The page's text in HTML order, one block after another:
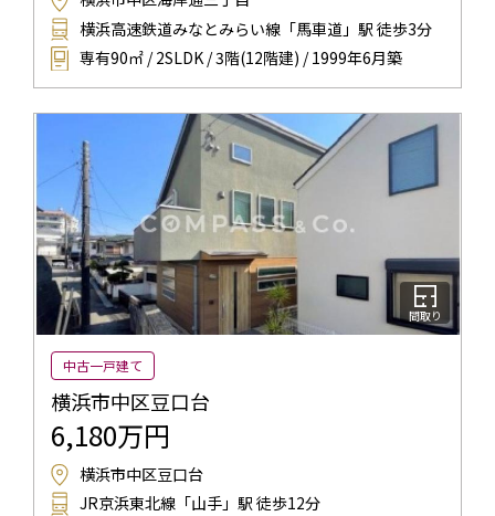
横浜高速鉄道みなとみらい線「馬車道」駅 徒歩3分
専有90㎡ / 2SLDK / 3階(12階建) / 1999年6月築
間取り
中古一戸建て
横浜市中区豆口台
6,180万円
横浜市中区豆口台
JR京浜東北線「山手」駅 徒歩12分